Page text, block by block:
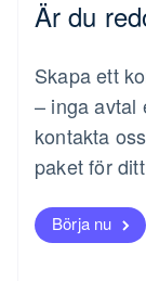
Är du
Skapa ett
– inga avtal
kontakta
paket för
Börja nu
Malaysia
English
Mexiko
Español
Nederlands
English
Nya